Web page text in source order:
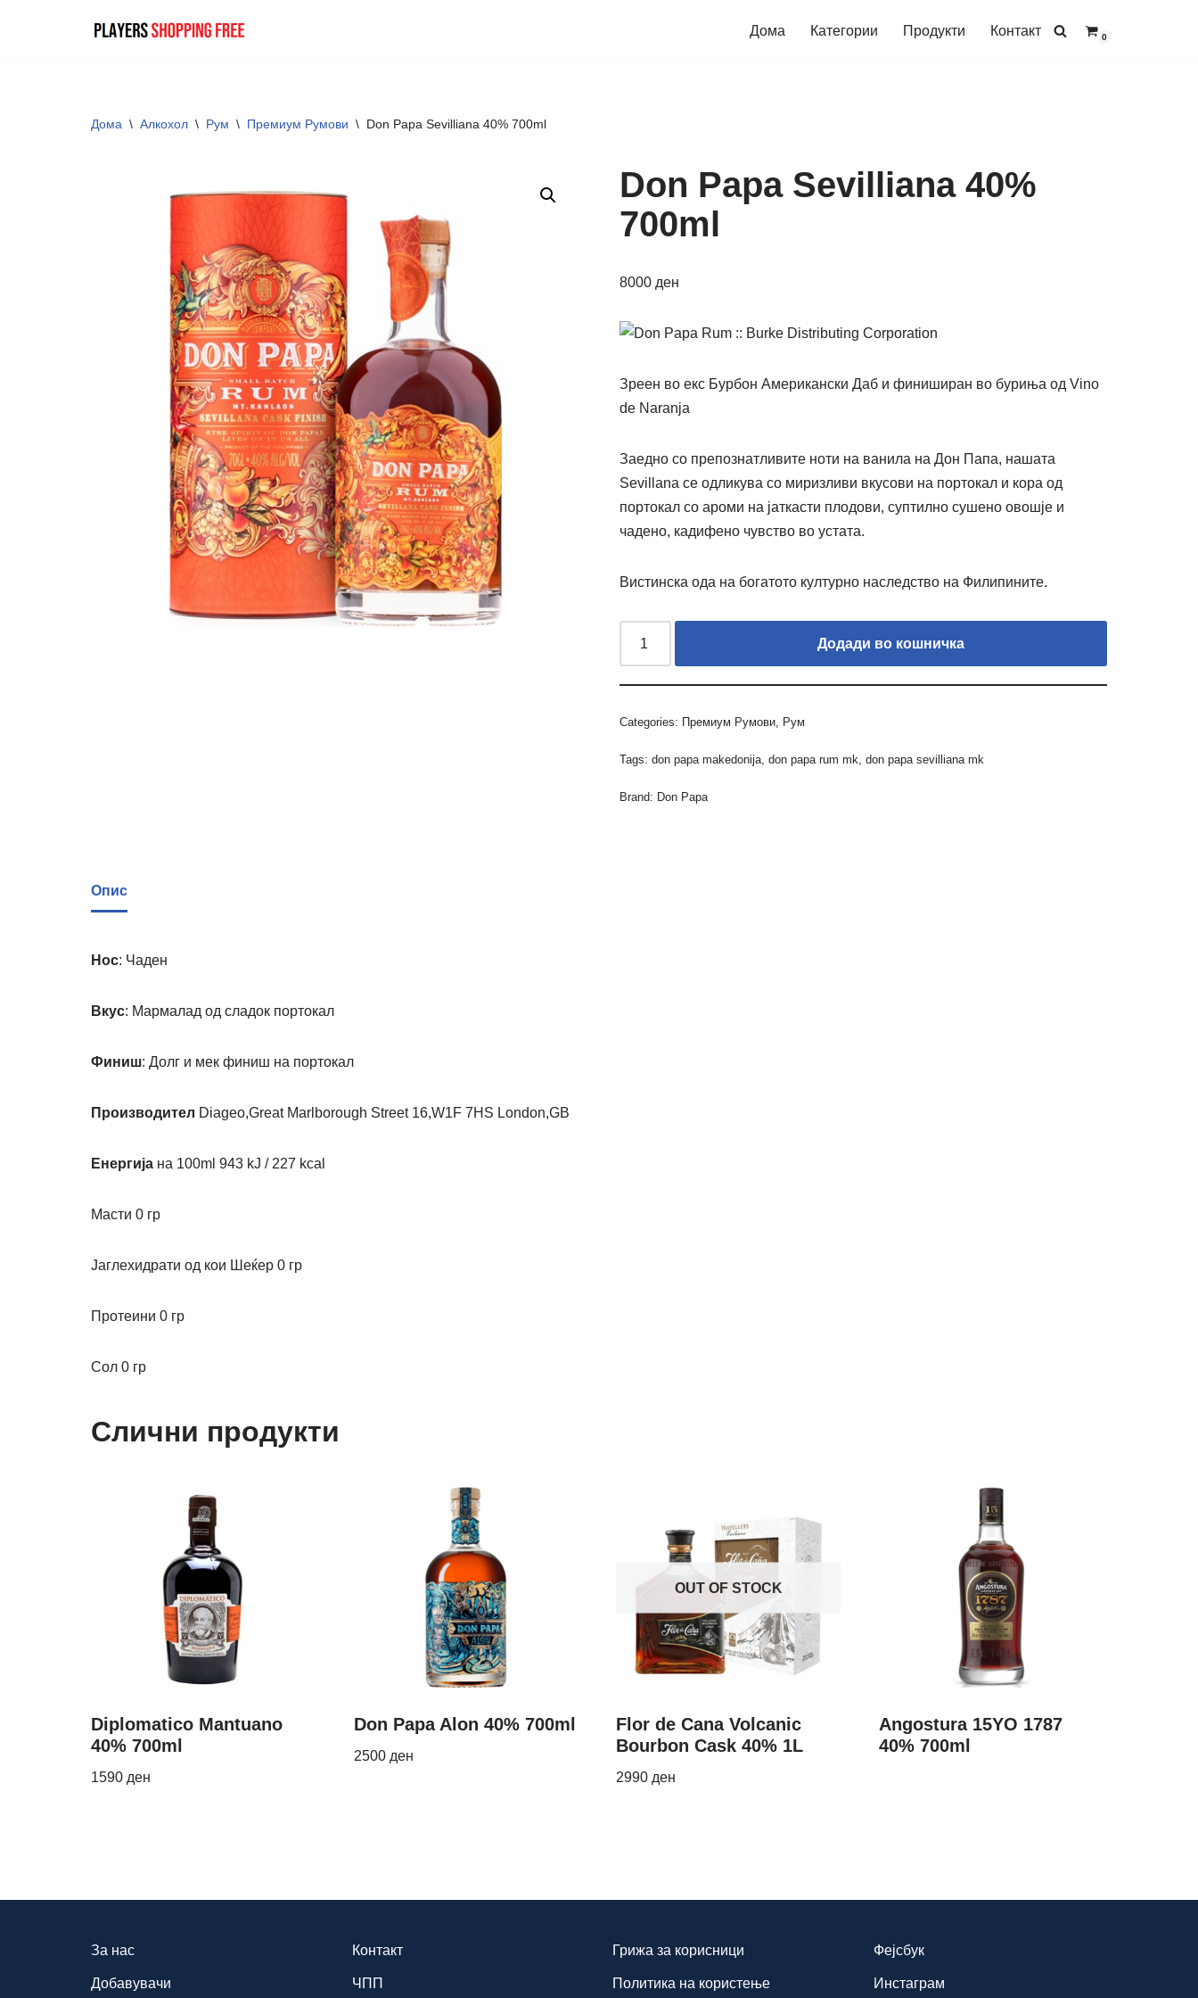
Дома Категории Продукти Контакт 0
Дома \ Алкохол \ Рум \ Премиум Румови \ Don Papa Sevilliana 40% 700ml
Don Papa Sevilliana 40%
700ml
8000 ден
Зреен во екс Бурбон Американски Даб и финиширан во буриња од Vino
de Naranja
Заедно со препознатливите ноти на ванила на Дон Папа, нашата
Sevillana се одликува со миризливи вкусови на портокал и кора од
портокал со ароми на јаткасти плодови, суптилно сушено овошје и
чадено, кадифено чувство во устата.
Вистинска ода на богатото културно наследство на Филипините.
Додади во кошничка
Categories: Премиум Румови, Рум
Tags: don papa makedonija, don papa rum mk, don papa sevilliana mk
Brand: Don Papa
Опис
Нос: Чаден
Вкус: Мармалад од сладок портокал
Финиш: Долг и мек финиш на портокал
Производител Diageo,Great Marlborough Street 16,W1F 7HS London,GB
Енергија на 100ml 943 kJ / 227 kcal
Масти 0 гр
Јаглехидрати од кои Шеќер 0 гр
Протеини 0 гр
Сол 0 гр
Слични продукти
Diplomatico Mantuano
40% 700ml
1590 ден
Don Papa Alon 40% 700ml
2500 ден
OUT OF STOCK
Flor de Cana Volcanic
Bourbon Cask 40% 1L
2990 ден
Angostura 15YO 1787
40% 700ml
За нас
Добавувачи
Контакт
ЧПП
Грижа за корисници
Политика на користење
Фејсбук
Инстаграм